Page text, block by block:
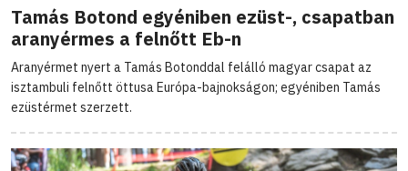
Tamás Botond egyéniben ezüst-, csapatban
aranyérmes a felnőtt Eb-n
Aranyérmet nyert a Tamás Botonddal felálló magyar csapat az
isztambuli felnőtt öttusa Európa-bajnokságon; egyéniben Tamás
ezüstérmet szerzett.